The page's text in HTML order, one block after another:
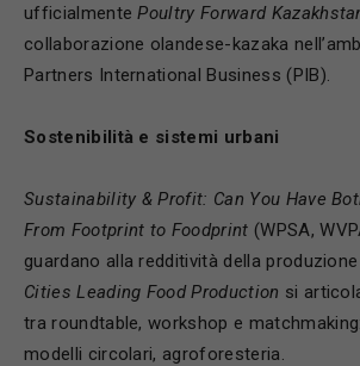
ufficialmentePoultry Forward
collaborazione olandese-kazaka
Partners International Business (PIB).
Sostenibilità e sistemi urbani
Sustainability & Profit: Can You Have
From Footprint to Foodprint (WPSA,
guardano alla redditività della
Cities Leading Food Production si
tra roundtable, workshop e
modelli circolari, agroforesteria.